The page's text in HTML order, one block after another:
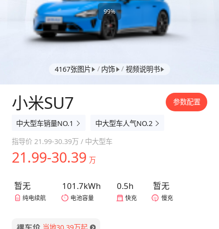
99%
4167张图片 / 内饰 / 视频说明书
小米SU7 参数配置
中大型车销量NO.1
中大型车人气NO.2
指导价 21.99-30.39万 / 中大型车
21.99-30.39 万
暂无
纯电续航
101.7kWh
电池容量
0.5h
快充
暂无
慢充